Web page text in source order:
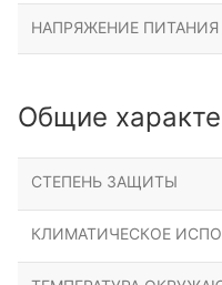
НАПРЯЖЕНИЕ
Общие
СТЕПЕНЬ ЗАЩИТЫ
КЛИМАТИЧЕСКОЕ